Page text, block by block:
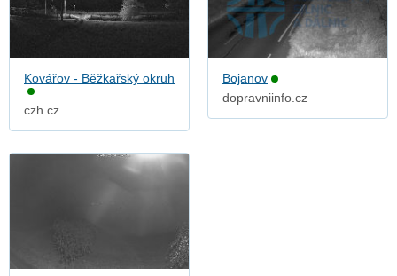
Kovářov - Běžkařský okruh
czh.cz
Bojanov
dopravniinfo.cz